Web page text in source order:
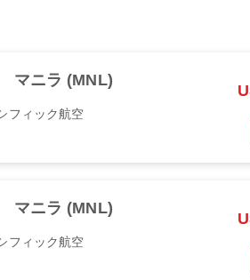
マニラ (MNL)
フィック航空
マニラ (MNL)
フィック航空